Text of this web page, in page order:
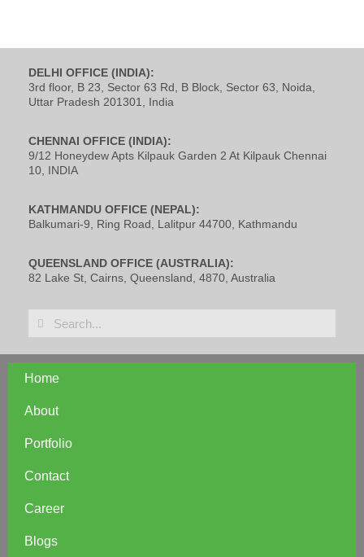
DELHI OFFICE (INDIA):
3rd floor, B 23, Sector 63 Rd, B Block, Sector 63, Noida,
Uttar Pradesh 201301, India
CHENNAI OFFICE (INDIA):
9/12 Honeydew Apts Kilpauk Garden 2 At Kilpauk Chennai
10, INDIA
KATHMANDU OFFICE (NEPAL):
Balkumari-9, Ring Road, Lalitpur 44700, Kathmandu
QUEENSLAND OFFICE (AUSTRALIA):
82 Lake St, Cairns, Queensland, 4870, Australia
Home
About
Portfolio
Contact
Career
Blogs